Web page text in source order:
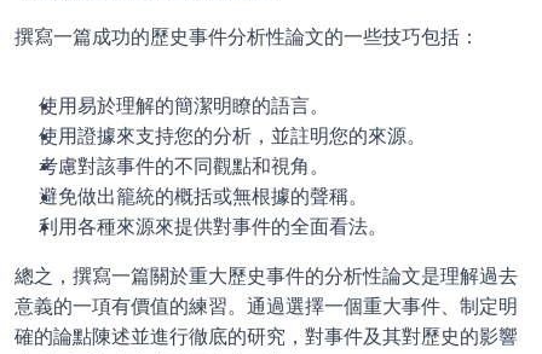
撰寫一篇成功的歷史事件分析性論文的一些技巧包括：
使用易於理解的簡潔明瞭的語言。
使用證據來支持您的分析，並註明您的來源。
考慮對該事件的不同觀點和視角。
避免做出籠統的概括或無根據的聲稱。
利用各種來源來提供對事件的全面看法。
總之，撰寫一篇關於重大歷史事件的分析性論文是理解過去
意義的一項有價值的練習。通過選擇一個重大事件、制定明
確的論點陳述並進行徹底的研究，對事件及其對歷史的影響